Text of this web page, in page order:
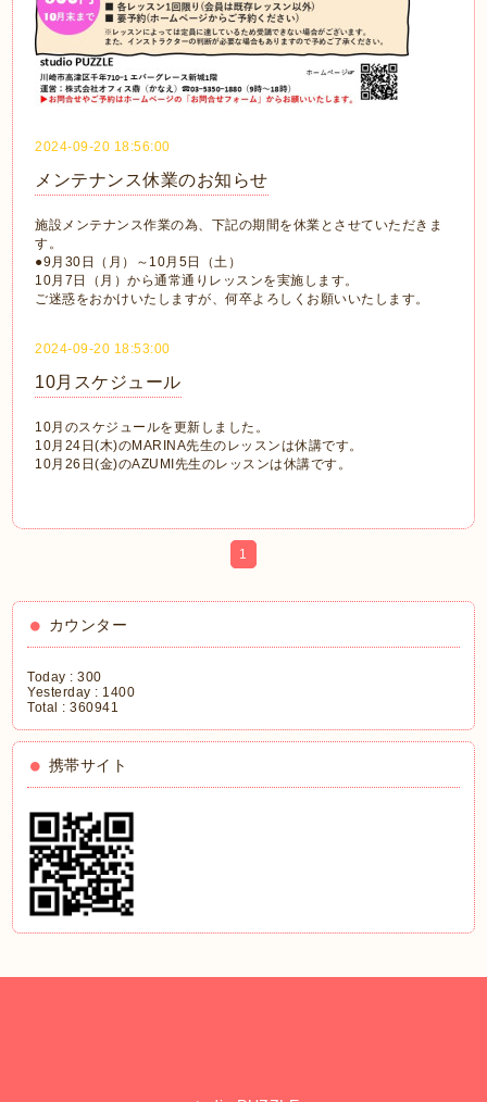
2024-09-20 18:56:00
メンテナンス休業のお知らせ
施設メンテナンス作業の為、下記の期間を休業とさせていただきま
す。
●9月30日（月）～10月5日（土）
10月7日（月）から通常通りレッスンを実施します。
ご迷惑をおかけいたしますが、何卒よろしくお願いいたします。
2024-09-20 18:53:00
10月スケジュール
10月のスケジュールを更新しました。
10月24日(木)のMARINA先生のレッスンは休講です。
10月26日(金)のAZUMI先生のレッスンは休講です。
1
カウンター
Today :300
Yesterday : 1400
Total :360941
携帯サイト